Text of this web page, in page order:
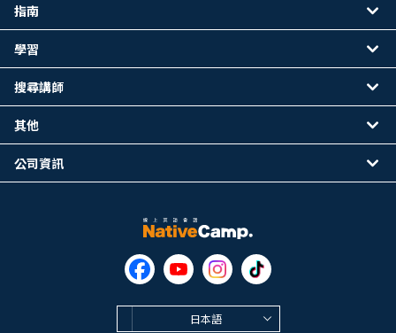
日本語
指南
學習
搜尋講師
其他
公司資訊